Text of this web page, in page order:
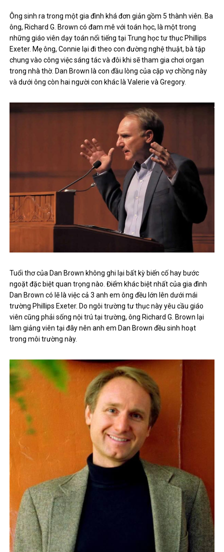
Ông sinh ra trong một gia đình khá đơn giản gồm 5 thành viên. Ba
ông, Richard G. Brown có đam mê với toán học, là một trong
những giáo viên dạy toán nổi tiếng tại Trung học tư thục Phillips
Exeter. Mẹ ông, Connie lại đi theo con đường nghệ thuật, bà tập
chung vào công việc sáng tác và đôi khi sẽ tham gia chơi organ
trong nhà thờ. Dan Brown là con đầu lòng của cặp vợ chồng này
và dưới ông còn hai người con khác là Valerie và Gregory.
Tuổi thơ của Dan Brown không ghi lại bất kỳ biến cố hay bước
ngoặt đặc biệt quan trọng nào. Điểm khác biệt nhất của gia đình
Dan Brown có lẽ là việc cả 3 anh em ông đều lớn lên dưới mái
trường Phillips Exeter. Do ngôi trường tư thục này yêu cầu giáo
viên cũng phải sống nội trú tại trường, ông Richard G. Brown lại
làm giảng viên tại đây nên anh em Dan Brown đều sinh hoạt
trong môi trường này.